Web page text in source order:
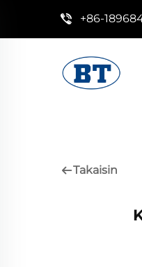
+86-
Takaisin